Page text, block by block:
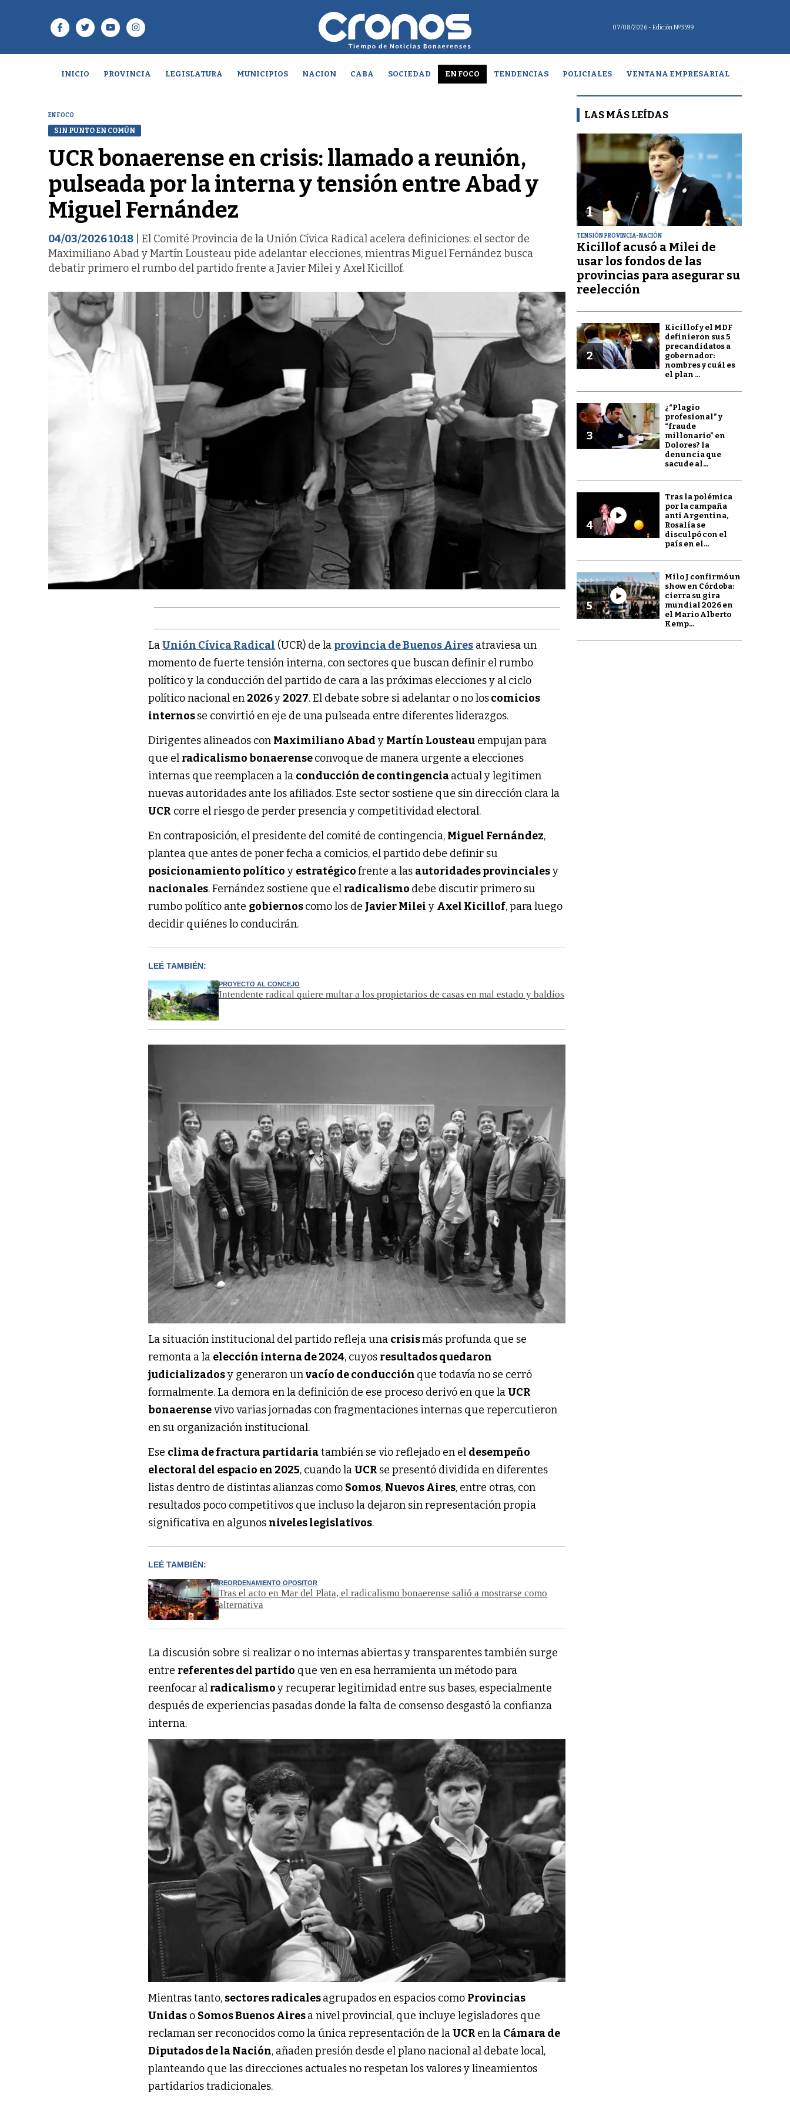
07/08/2026 - Edición Nº3599
INICIO PROVINCIA LEGISLATURA MUNICIPIOS NACION CABA SOCIEDAD EN FOCO TENDENCIAS POLICIALES VENTANA EMPRESARIAL
EN FOCO
SIN PUNTO EN COMÚN
UCR bonaerense en crisis: llamado a reunión,
pulseada por la interna y tensión entre Abad y
Miguel Fernández
04/03/2026 10:18 | El Comité Provincia de la Unión Cívica Radical acelera definiciones: el sector de
Maximiliano Abad y Martín Lousteau pide adelantar elecciones, mientras Miguel Fernández busca
debatir primero el rumbo del partido frente a Javier Milei y Axel Kicillof.
LaUnión Cívica Radical (UCR) de la provincia de Buenos Aires atraviesa un
momento de fuerte tensión interna, con sectores que buscan definir el rumbo
político y la conducción del partido de cara a las próximas elecciones y al ciclo
político nacional en 2026y 2027. El debate sobre si adelantar o no loscomicios
internosse convirtió en eje de una pulseada entre diferentes liderazgos.
Dirigentes alineados con Maximiliano Abad y Martín Lousteau empujan para
que el radicalismo bonaerenseconvoque de manera urgente a elecciones
internas que reemplacen a la conducción de contingenciaactual y legitimen
nuevas autoridades ante los afiliados. Este sector sostiene que sin dirección clara la
UCR corre el riesgo de perder presencia y competitividad electoral.
En contraposición, el presidente del comité de contingencia, Miguel Fernández,
plantea que antes de poner fecha a comicios, el partido debe definir su
posicionamiento político y estratégicofrente a las autoridades provincialesy
nacionales. Fernández sostiene que el radicalismo debe discutir primero su
rumbo político ante gobiernoscomo los de Javier Milei y Axel Kicillof, para luego
decidir quiénes lo conducirán.
LEÉ TAMBIÉN:
PROYECTO AL CONCEJO
Intendente radical quiere multar a los propietarios de casas en mal estado y baldíos
La situación institucional del partido refleja una crisismás profunda que se
remonta a la elección interna de 2024, cuyos resultados quedaron
judicializadosy generaron unvacío de conducción que todavía no se cerró
formalmente. La demora en la definición de ese proceso derivó en que laUCR
bonaerensevivo varias jornadas con fragmentaciones internas que repercutieron
en su organización institucional.
Ese clima de fractura partidariatambién se vio reflejado en el desempeño
electoral del espacio en 2025, cuando laUCR se presentó dividida en diferentes
listas dentro de distintas alianzas como Somos, Nuevos Aires, entre otras, con
resultados poco competitivos que incluso la dejaron sin representación propia
significativa en algunos niveles legislativos.
LEÉ TAMBIÉN:
REORDENAMIENTO OPOSITOR
Tras el acto en Mar del Plata, el radicalismo bonaerense salió a mostrarse como
alternativa
La discusión sobre si realizar o no internas abiertas y transparentes también surge
entre referentes del partido que ven en esa herramienta un método para
reenfocar al radicalismoy recuperar legitimidad entre sus bases, especialmente
después de experiencias pasadas donde la falta de consenso desgastó la confianza
interna.
Mientras tanto, sectores radicalesagrupados en espacios como Provincias
Unidas o Somos Buenos Airesa nivel provincial, que incluye legisladores que
reclaman ser reconocidos como la única representación de laUCR en la Cámara de
Diputados de la Nación, añaden presión desde el plano nacional al debate local,
planteando que las direcciones actuales no respetan los valores y lineamientos
partidarios tradicionales.
LAS MÁS LEÍDAS
1
TENSIÓN PROVINCIA-NACIÓN
Kicillof acusó a Milei de
usar los fondos de las
provincias para asegurar su
reelección
2
Kicillof y el MDF
definieron sus 5
precandidatos a
gobernador:
nombres y cuál es
el plan ...
3
¿“Plagio
profesional” y
“fraude
millonario” en
Dolores? la
denuncia que
sacude al...
4
Tras la polémica
por la campaña
anti Argentina,
Rosalía se
disculpó con el
país en el...
5
Milo J confirmó un
show en Córdoba:
cierra su gira
mundial 2026 en
el Mario Alberto
Kemp...